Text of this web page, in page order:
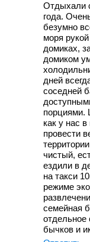
Отдыхали
года.
безумно
моря
домиках,
домиком
дней
соседней
порциями.
как у нас
провести
чистый,
ездили в
на такси
режиме
семейная
отдельное
бычков и